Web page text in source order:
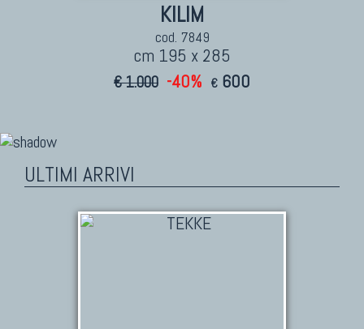
KILIM
cod. 7849
cm 195 x 285
€ 1.000 -40% € 600
ULTIMI ARRIVI